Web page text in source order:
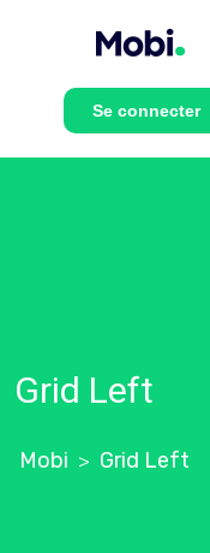
Se connecter
Grid Left
Mobi > Grid Left